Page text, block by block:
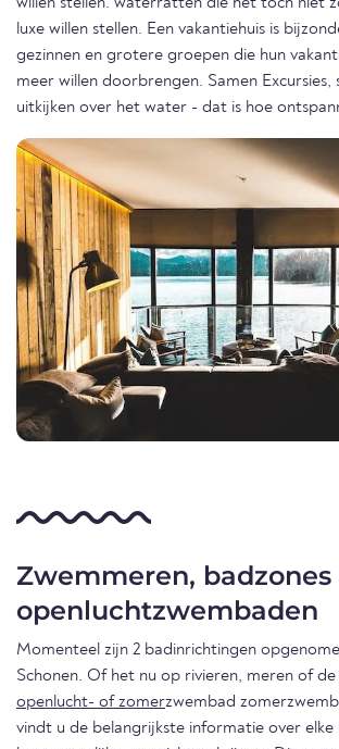
willen stellen. waterratten die het toch niet
luxe willen stellen. Een vakantiehuis is
gezinnen en grotere groepen die hun
meer willen doorbrengen. Samen Excursies,
uitkijken over het water - dat is hoe
Zwemmeren, badzones
openluchtzwembaden
Momenteel zijn 2 badinrichtingen
Schonen. Of het nu op rivieren, meren of de
openlucht- of zomerzwembad
vindt u de belangrijkste informatie over